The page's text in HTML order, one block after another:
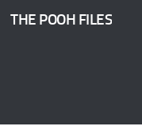
コンテンツへスキップ
THE POOH FILES